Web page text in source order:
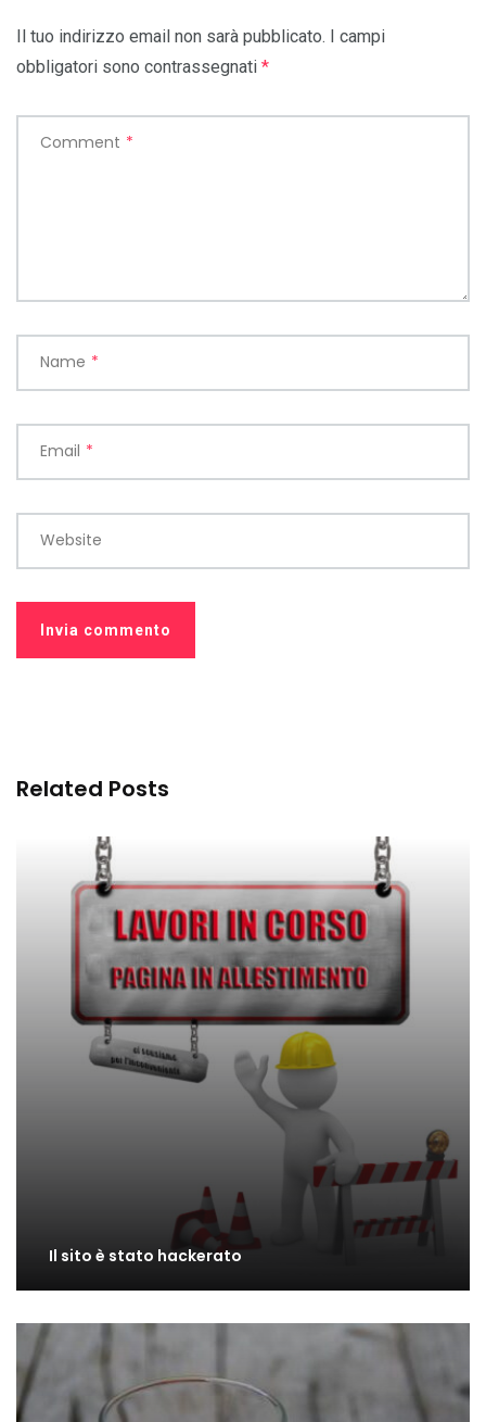
Il tuo indirizzo email non sarà pubblicato. I campi
obbligatori sono contrassegnati *
Comment *
Name *
Email *
Website
Related Posts
Il sito è stato hackerato